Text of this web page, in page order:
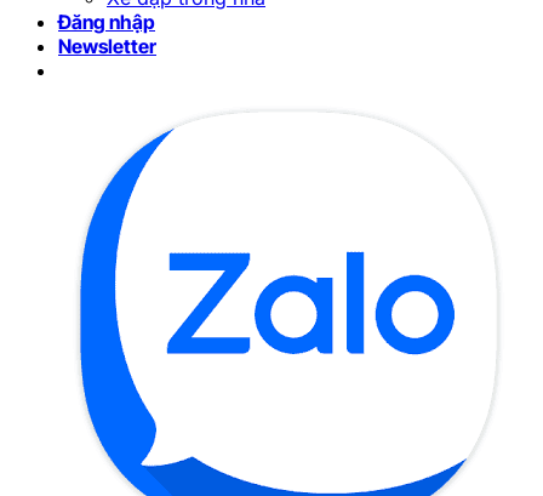
Đăng nhập
Newsletter